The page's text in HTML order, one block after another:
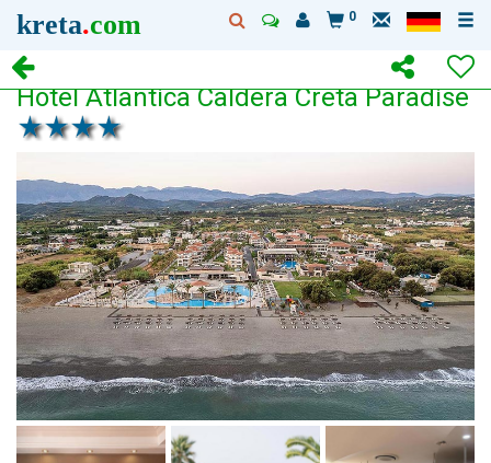
kreta.com 0
Hotel Atlantica Caldera Creta Paradise